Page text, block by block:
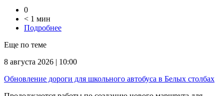
0
< 1 мин
Подробнее
Еще по теме
8 августа 2026 | 10:00
Обновление дороги для школьного автобуса в Белых столбах